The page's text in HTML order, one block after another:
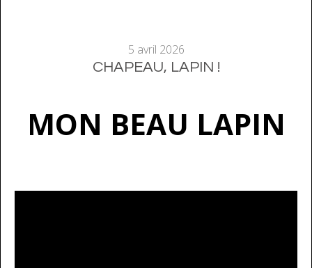
5 avril 2026
CHAPEAU, LAPIN !
MON BEAU LAPIN